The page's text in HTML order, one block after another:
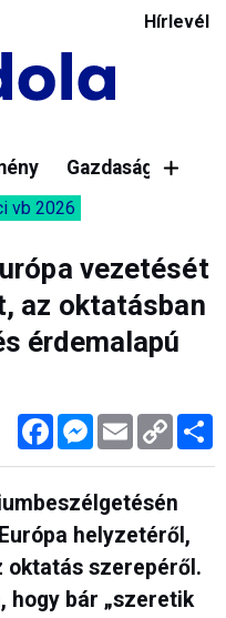
Hírlevél
Gazdaság
vb 2026
vezetését
az oktatásban
érdemalapú
FacebookMessenger
Email Copy
Link
helyzetéről,
oktatás szerepéről.
hogy bár „szeretik